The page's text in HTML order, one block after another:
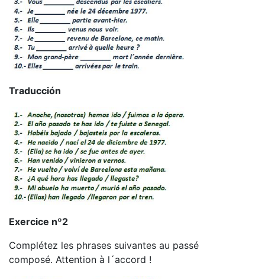
Traducción
Exercice nº2
Complétez les phrases suivantes au passé
composé. Attention à l´accord !